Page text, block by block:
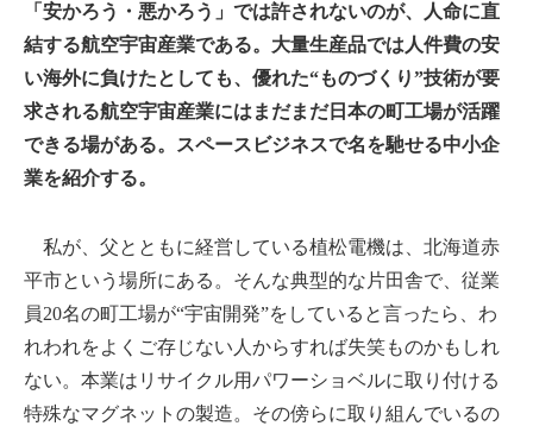
「安かろう・悪かろう」では許されないのが、人命に直
結する航空宇宙産業である。大量生産品では人件費の安
い海外に負けたとしても、優れた“ものづくり”技術が要
求される航空宇宙産業にはまだまだ日本の町工場が活躍
できる場がある。スペースビジネスで名を馳せる中小企
業を紹介する。
私が、父とともに経営している植松電機は、北海道赤
平市という場所にある。そんな典型的な片田舎で、従業
員20名の町工場が“宇宙開発”をしていると言ったら、わ
れわれをよくご存じない人からすれば失笑ものかもしれ
ない。本業はリサイクル用パワーショベルに取り付ける
特殊なマグネットの製造。その傍らに取り組んでいるの